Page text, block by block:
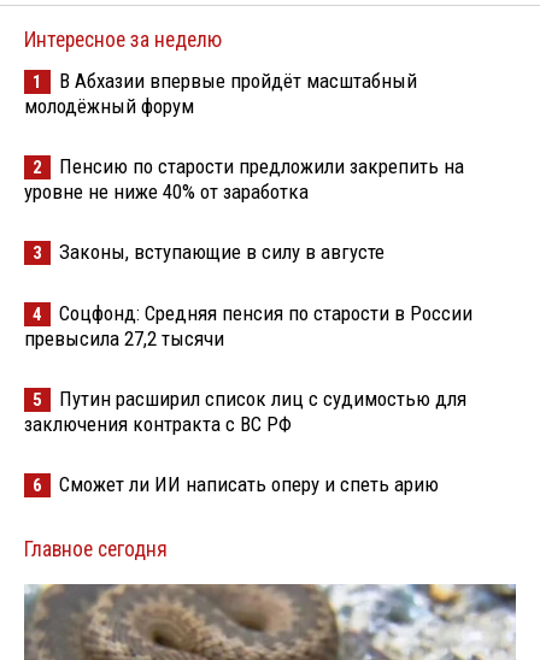
Интересное за неделю
1
В Абхазии впервые пройдёт масштабный
молодёжный форум
2
Пенсию по старости предложили закрепить на
уровне не ниже 40% от заработка
3 Законы, вступающие в силу в августе
4
Соцфонд: Средняя пенсия по старости в России
превысила 27,2 тысячи
5
Путин расширил список лиц с судимостью для
заключения контракта с ВС РФ
6 Сможет ли ИИ написать оперу и спеть арию
Главное сегодня